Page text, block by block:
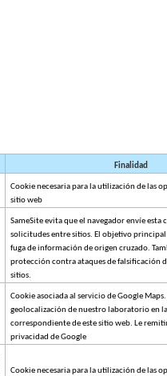
Finalidad
Cookie necesaria para la utilización de las
sitio web
SameSite evita que el navegador envíe esta
solicitudes entre sitios. El objetivo principal
fuga de información de origen cruzado.
protección contra ataques de falsificación
sitios.
Cookie asociada al servicio de Google
geolocalización de nuestro laboratorio en
correspondiente de este sitio web. Le
privacidad de Google
Cookie necesaria para la utilización de las